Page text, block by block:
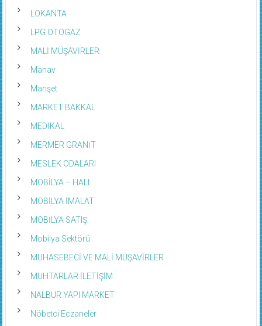
LOKANTA
LPG OTOGAZ
MALİ MÜŞAVİRLER
Manav
Manşet
MARKET BAKKAL
MEDİKAL
MERMER GRANİT
MESLEK ODALARI
MOBİLYA – HALI
MOBİLYA İMALAT
MOBİLYA SATIŞ
Mobilya Sektörü
MUHASEBECİ VE MALİ MÜŞAVİRLER
MUHTARLAR İLETİŞİM
NALBUR YAPI MARKET
Nöbetci Eczaneler